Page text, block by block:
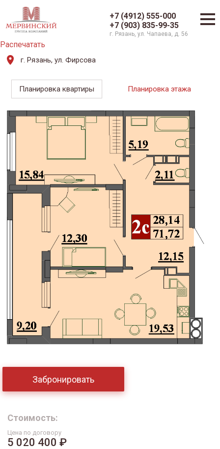
+7 (4912) 555-000
+7 (903) 835-99-35
г. Рязань, ул. Чапаева, д. 56
Распечатать
г. Рязань, ул. Фирсова
Планировка квартиры Планировка этажа
Забронировать
Стоимость:
Цена по договору
5 020 400 ₽